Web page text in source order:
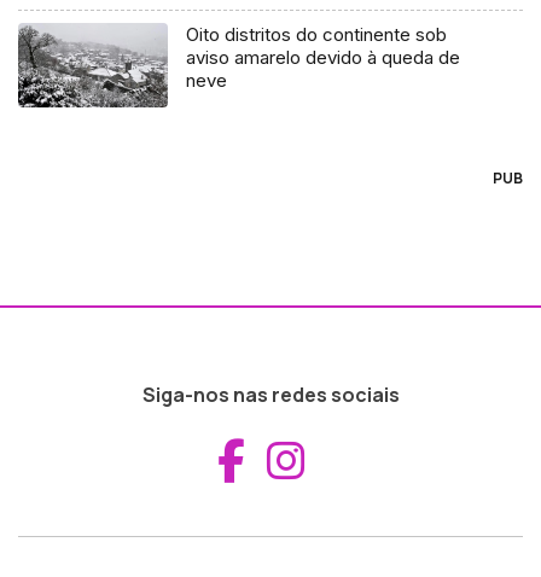
Oito distritos do continente sob
aviso amarelo devido à queda de
neve
PUB
Siga-nos nas redes sociais
Aceder ao